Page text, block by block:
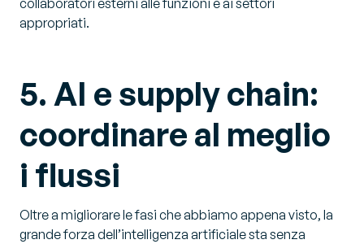
collaboratori esterni alle funzioni e ai settori
appropriati.
5. AI e supply chain:
coordinare al meglio
i flussi
Oltre a migliorare le fasi che abbiamo appena visto, la
grande forza dell’intelligenza artificiale sta senza